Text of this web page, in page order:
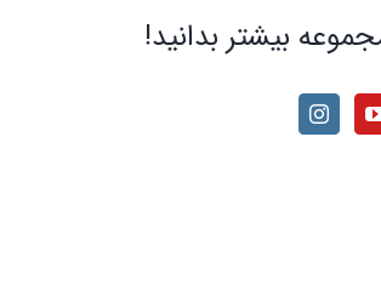
بیشتر بدانید!